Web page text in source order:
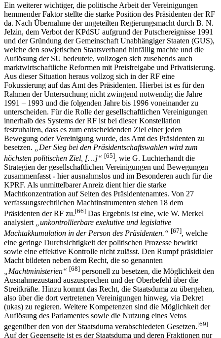
Ein weiterer wichtiger, die politische Arbeit der Vereinigungen
hemmender Faktor stellte die starke Position des Präsidenten der RF
da. Nach Übernahme der ungeteilten Regierungsmacht durch B. N.
Jelzin, dem Verbot der KPdSU aufgrund der Putschereignisse 1991
und der Gründung der Gemeinschaft Unabhängiger Staaten (GUS),
welche den sowjetischen Staatsverband hinfällig machte und die
Auflösung der SU bedeutete, vollzogen sich zusehends auch
marktwirtschaftliche Reformen mit Preisfreigabe und Privatisierung.
Aus dieser Situation heraus vollzog sich in der RF eine
Fokussierung auf das Amt des Präsidenten. Hierbei ist es für den
Rahmen der Untersuchung nicht zwingend notwendig die Jahre
1991 – 1993 und die folgenden Jahre bis 1996 voneinander zu
unterscheiden. Für die Rolle der gesellschaftlichen Vereinigungen
innerhalb des Systems der RF ist bei dieser Konstellation
festzuhalten, dass es zum entscheidenden Ziel einer jeden
Bewegung oder Vereinigung wurde, das Amt des Präsidenten zu
besetzen.
„Der Sieg bei den Präsidentschaftswahlen wird zum
höchsten politischen Ziel, […]“ [65], wie G. Luchterhandt die
Strategien der gesellschaftlichen Vereinigungen und Bewegungen
zusammenfasst - hier ausnahmslos und im Besonderen auch für die
KPRF. Als unmittelbarer Anreiz dient hier die starke
Machtkonzentration auf Seiten des Präsidentenamtes. Von 27
verfassungsrechtlichen Machtinstrumenten stehen 18 dem
Präsidenten der RF zu.[66] Das Ergebnis ist eine, wie W. Merkel
analysiert „unkontrollierbare exekutive und legislative
Machtakkumulation in der Person des Präsidenten.“ [67], welche
eine geringe Durchsichtigkeit der politischen Prozesse bewirkt
sowie eine effektive Kontrolle nicht zulässt. Den Rumpf präsidialer
Macht bildeten neben dem Recht, die so genannten
„Machtministerien“ [68] personell zu besetzen, die Möglichkeit den
Ausnahmezustand auszusprechen und der Oberbefehl über die
Streitkräfte. Hinzu kommt das Recht, die Staatsduma zu übergehen,
also über die dort vertretenen Vereinigungen hinweg, via Dekret
(ukas) zu regieren. Weitere Kompetenzen sind die Möglichkeit der
Auflösung des Parlamentes sowie die Nutzung eines Vetos
gegenüber den von der Staatsduma verabschiedeten Gesetzen.[69]
Auf der Gegenseite ist es der Staatsduma und deren Fraktionen nur